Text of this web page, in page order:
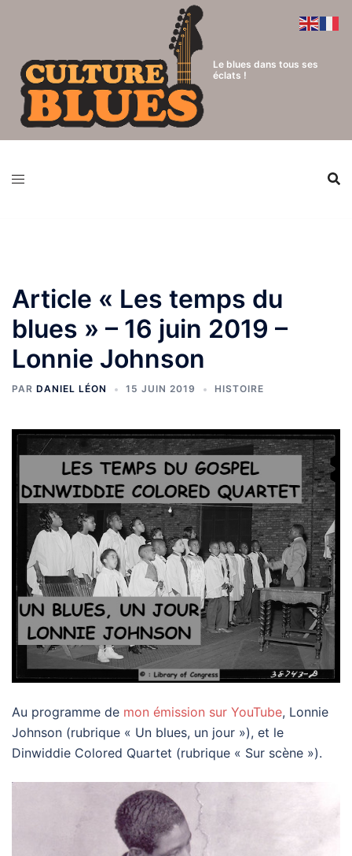
Le blues dans tous ses
éclats !
Article « Les temps du
blues » – 16 juin 2019 –
Lonnie Johnson
PAR DANIEL LÉON 15 JUIN 2019 HISTOIRE
Au programme de mon émission sur YouTube, Lonnie
Johnson (rubrique « Un blues, un jour »), et le
Dinwiddie Colored Quartet (rubrique « Sur scène »).